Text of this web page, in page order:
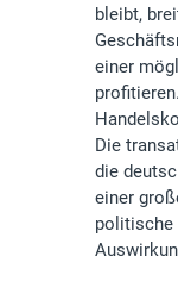
bleibt,
einer
Die
die
einer
politische